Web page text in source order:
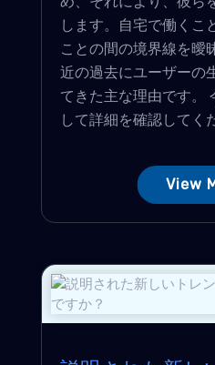
します。自宅で働くこ
ことの間の境界線を曖
近の過去にユーザーの
てきた主な理由です。
して詳細を確認してく
View